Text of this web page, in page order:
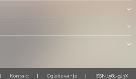
Kontakt Oglaševanje ISSN 1581-923X